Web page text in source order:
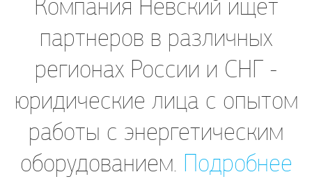
Компания Невский ищет
партнеров в различных
регионах России и СНГ -
юридические лица с опытом
работы с энергетическим
оборудованием. Подробнее